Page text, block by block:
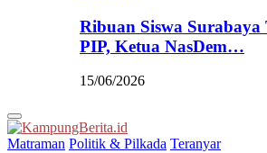
Ribuan Siswa Surabaya
PIP, Ketua NasDem…
15/06/2026
Primary
Menu
Matraman Politik & Pilkada Teranyar